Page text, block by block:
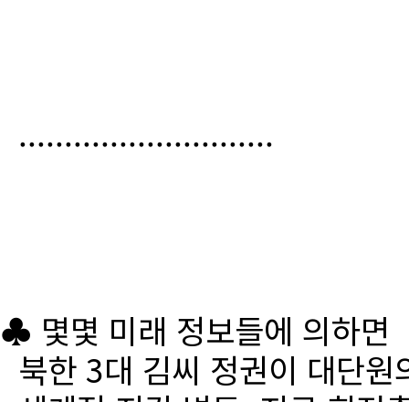
............................
♣ 몇몇 미래 정보들에 의하면
북한 3대 김씨 정권이 대단